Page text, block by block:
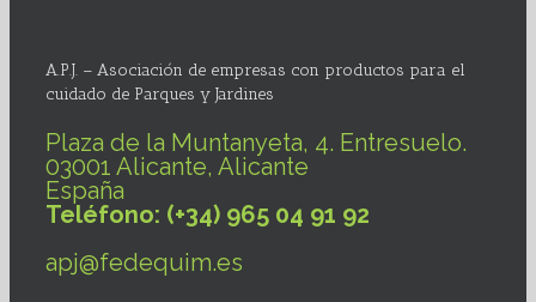
A.P.J. – Asociación de empresas con productos para el
cuidado de Parques y Jardines
Plaza de la Muntanyeta, 4. Entresuelo.
03001 Alicante, Alicante
España
Teléfono: (+34) 965 04 91 92
apj@fedequim.es